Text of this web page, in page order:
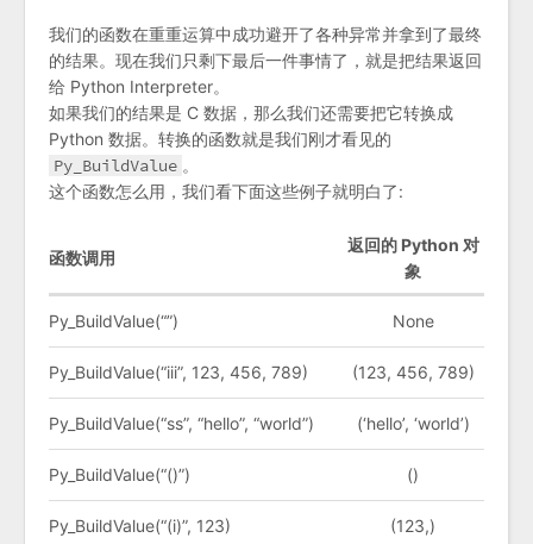
我们的函数在重重运算中成功避开了各种异常并拿到了最终
的结果。现在我们只剩下最后一件事情了，就是把结果返回
给 Python Interpreter。
如果我们的结果是 C 数据，那么我们还需要把它转换成
Python 数据。转换的函数就是我们刚才看见的
Py_BuildValue 。
这个函数怎么用，我们看下面这些例子就明白了:
函数调用
返回的 Python 对
象
Py_BuildValue(“”) None
Py_BuildValue(“iii”, 123, 456, 789) (123, 456, 789)
Py_BuildValue(“ss”, “hello”, “world”) (‘hello’, ‘world’)
Py_BuildValue(“()”) ()
Py_BuildValue(“(i)”, 123) (123,)